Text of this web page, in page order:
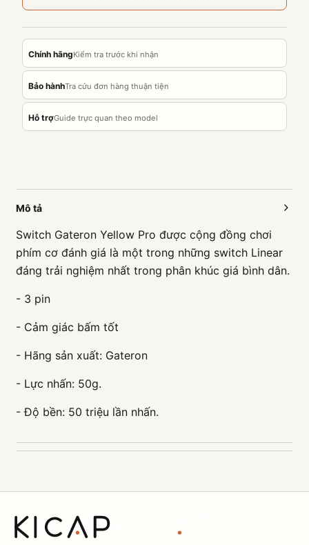
Chính hãngKiểm tra trước khi nhận
Bảo hànhTra cứu đơn hàng thuận tiện
Hỗ trợGuide trực quan theo model
Mô tả
Switch Gateron Yellow Pro được cộng đồng chơi
phím cơ đánh giá là một trong những switch Linear
đáng trải nghiệm nhất trong phân khúc giá bình dân.
- 3 pin
- Cảm giác bấm tốt
- Hãng sản xuất: Gateron
- Lực nhấn: 50g.
- Độ bền: 50 triệu lần nhấn.